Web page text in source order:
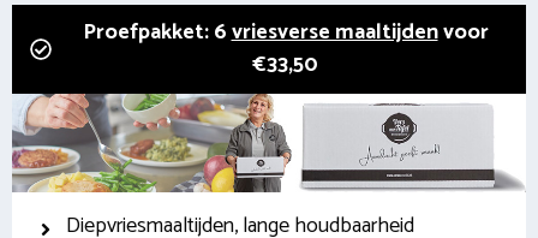
Proefpakket: 6vriesverse maaltijdenvoor
€33,50
Diepvriesmaaltijden, lange houdbaarheid